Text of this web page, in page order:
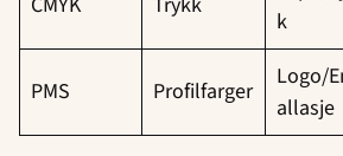
k
PMS Profilfarger
Logo/
allasje